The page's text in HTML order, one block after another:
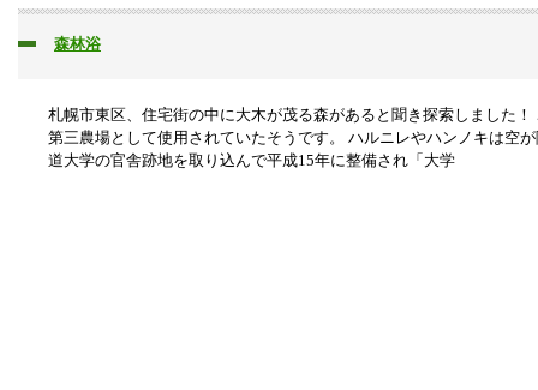
森林浴
札幌市東区、住宅街の中に大木が茂る森があると聞き探索しました
第三農場として使用されていたそうです。 ハルニレやハンノキは空
道大学の官舎跡地を取り込んで平成15年に整備され「大学